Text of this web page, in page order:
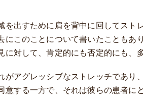
を出すために肩を背中に回してス
にこのことについて書いたことも
に対して、肯定的にも否定的にも、
がアグレッシブなストレッチであ
意する一方で、それは彼らの患者